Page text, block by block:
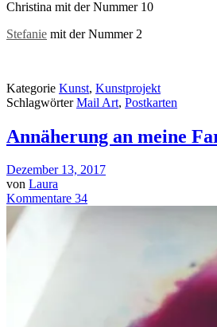
Christina mit der Nummer 10
Stefanie mit der Nummer 2
Kategorie Kunst, Kunstprojekt
SchlagwörterMail Art, Postkarten
Annäherung an meine
Dezember 13, 2017
von Laura
Kommentare 34